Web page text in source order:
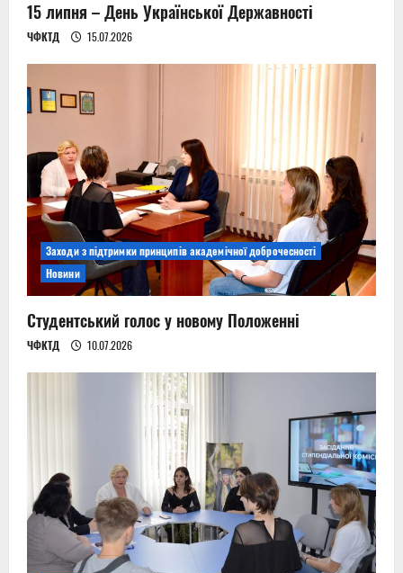
n
15 липня – День Української Державності
ЧФКТД 15.07.2026
Заходи з підтримки принципів академічної доброчесності
Новини
Студентський голос у новому Положенні
ЧФКТД 10.07.2026